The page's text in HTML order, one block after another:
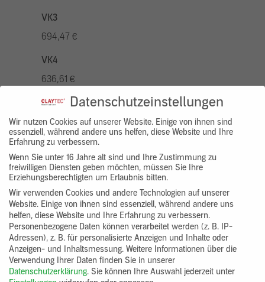
VK3
694,47 €
VK4
636,61 €
VK5
810,22 €
VK7
578,73 €
Gruppenprodukt
yosima_designputz_bigb
Datenschutzeinstellungen
Wir nutzen Cookies auf unserer Website. Einige von ihnen sind
essenziell, während andere uns helfen, diese Website und Ihre
Erfahrung zu verbessern.
Wenn Sie unter 16 Jahre alt sind und Ihre Zustimmung zu
freiwilligen Diensten geben möchten, müssen Sie Ihre
Erziehungsberechtigten um Erlaubnis bitten.
Wir verwenden Cookies und andere Technologien auf unserer
Website. Einige von ihnen sind essenziell, während andere uns
helfen, diese Website und Ihre Erfahrung zu verbessern.
Personenbezogene Daten können verarbeitet werden (z. B. IP-
Adressen), z. B. für personalisierte Anzeigen und Inhalte oder
Anzeigen- und Inhaltsmessung. Weitere Informationen über die
Verwendung Ihrer Daten finden Sie in unserer
Datenschutzerklärung. Sie können Ihre Auswahl jederzeit unter